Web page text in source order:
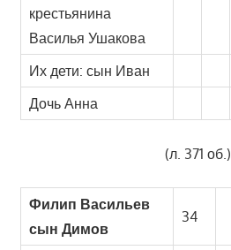
крестьянина
Василья Ушакова
Их дети: сын Иван
Дочь Анна
(л. 371 об.)
Филип Васильев
сын Димов
34